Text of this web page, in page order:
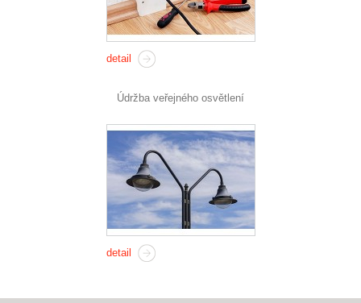
detail
Údržba veřejného osvětlení
detail